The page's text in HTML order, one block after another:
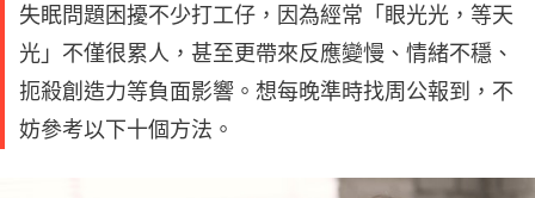
失眠問題困擾不少打工仔，因為經常「眼光光，等天
光」不僅很累人，甚至更帶來反應變慢、情緒不穩、
扼殺創造力等負面影響。想每晚準時找周公報到，不
妨參考以下十個方法。